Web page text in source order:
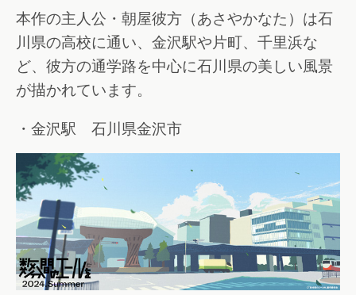
本作の主人公・朝屋彼方（あさやかなた）は石
川県の高校に通い、金沢駅や片町、千里浜な
ど、彼方の通学路を中心に石川県の美しい風景
が描かれています。
・金沢駅 石川県金沢市